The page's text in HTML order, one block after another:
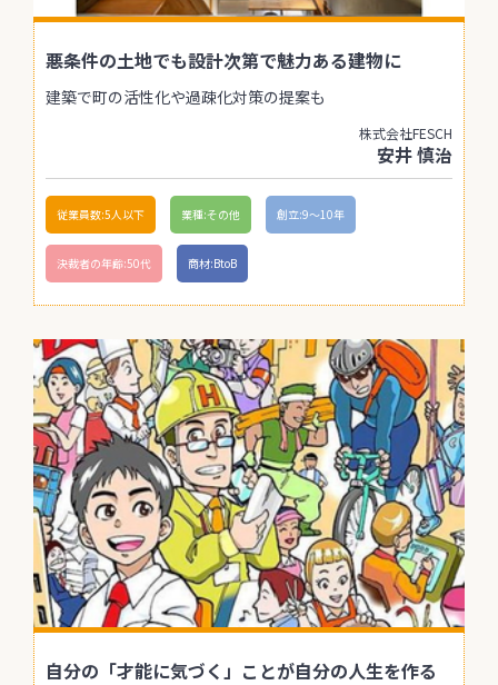
悪条件の土地でも設計次第で魅力ある建物に
建築で町の活性化や過疎化対策の提案も
株式会社FESCH
安井 慎治
従業員数:5人以下 業種:その他 創立:9〜10年
決裁者の年齢:50代 商材:BtoB
自分の「才能に気づく」ことが自分の人生を作る